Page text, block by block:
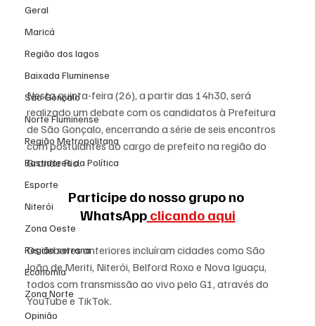
Geral
Maricá
Região dos lagos
Baixada Fluminense
São Gonçalo
Norte Fluminense
Região Metropolitana
Bastidores da Política
Esporte
Niterói
Zona Oeste
Região serrana
Economia
Zona Norte
Opinião
Nesta quinta-feira (26), a partir das 14h30, será
realizado um debate com os candidatos à Prefeitura
de São Gonçalo, encerrando a série de seis encontros
com postulantes ao cargo de prefeito na região do
Grande Rio.
Participe do nosso grupo no
WhatsApp clicando aqui
Os debates anteriores incluíram cidades como São
João de Meriti, Niterói, Belford Roxo e Nova Iguaçu,
todos com transmissão ao vivo pelo G1, através do
YouTube e TikTok.